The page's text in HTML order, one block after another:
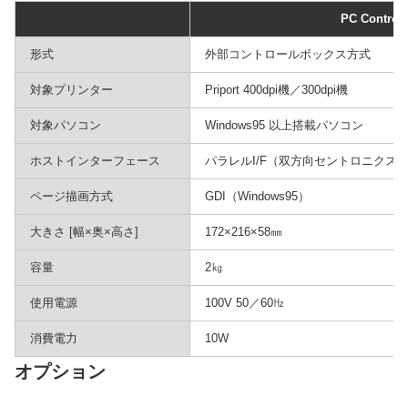
PC
形式 外部コントロールボックス方式
対象プリンター Priport 400dpi機／300dpi機
対象パソコン Windows95 以上搭載パソコン
ホストインターフェース パラレルI/F（双方向セントロニクス
ページ描画方式 GDI（Windows95）
大きさ [幅×奥×高さ] 172×216×58㎜
容量 2㎏
使用電源 100V 50／60㎐
消費電力 10W
オプション